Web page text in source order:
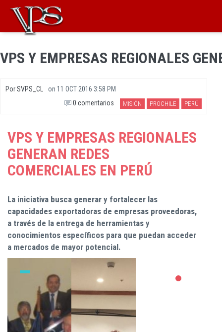
Pasar al contenido principal
Formulario de búsqueda
VPS Y EMPRESAS REGIONALES
PorSVPS_CL on 11 OCT 2016 3:58 PM
MISIÓN PROCHILE PERÚ
0 comentarios
VPS Y EMPRESAS REGIONALES
GENERAN REDES
COMERCIALES EN PERÚ
La iniciativa busca generar y fortalecer las
capacidades exportadoras de empresas proveedoras,
a través de la entrega de herramientas y
conocimientos específicos para que puedan acceder
a mercados de mayor potencial.